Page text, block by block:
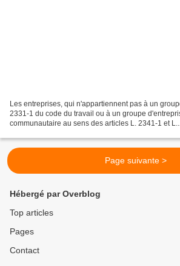
Les entreprises, qui n'appartiennent pas à un
2331-1 du code du travail ou à un groupe
communautaire au sens des articles L. 2341-1 et
Page suivante >
Hébergé par Overblog
Top articles
Pages
Contact